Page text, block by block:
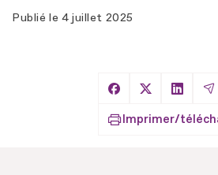
Publié le 4 juillet 2025
Partager sur
Partager sur
Imprimer/